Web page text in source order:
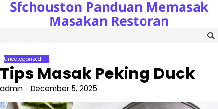
SkipSfchouston Panduan Memasak
Masakan Restoran
Uncategorized
Tips Masak Peking Duck
admin December 5, 2025